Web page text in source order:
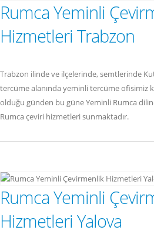
Rumca Yeminli
Hizmetleri Trabzon
Trabzon ilinde ve ilçelerinde, semtlerinde
tercüme alanında yeminli tercüme ofisimiz
olduğu günden bu güne Yeminli Rumca
Rumca çeviri hizmetleri sunmaktadır.
Rumca Yeminli
Hizmetleri Yalova